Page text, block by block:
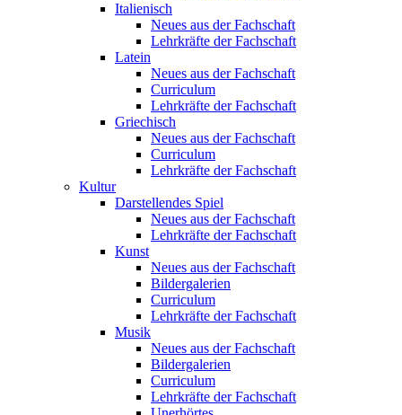
Italienisch
Neues aus der Fachschaft
Lehrkräfte der Fachschaft
Latein
Neues aus der Fachschaft
Curriculum
Lehrkräfte der Fachschaft
Griechisch
Neues aus der Fachschaft
Curriculum
Lehrkräfte der Fachschaft
Kultur
Darstellendes Spiel
Neues aus der Fachschaft
Lehrkräfte der Fachschaft
Kunst
Neues aus der Fachschaft
Bildergalerien
Curriculum
Lehrkräfte der Fachschaft
Musik
Neues aus der Fachschaft
Bildergalerien
Curriculum
Lehrkräfte der Fachschaft